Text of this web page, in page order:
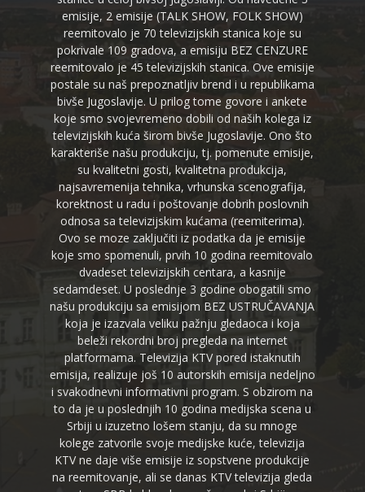
emisije, 2 emisije (TALK SHOW, FOLK SHOW)
reemitovalo je 70 televizijskih stanica koje su
pokrivale 109 gradova, a emisiju BEZ CENZURE
reemitovalo je 45 televizijskih stanica. Ove emisije
postale su naš prepoznatljiv brend i u republikama
bivše Jugoslavije. U prilog tome govore i ankete
koje smo svojevremeno dobili od naših kolega iz
televizijskih kuća širom bivše Jugoslavije. Ono što
karakteriše našu produkciju, tj. pomenute emisije,
su kvalitetni gosti, kvalitetna produkcija,
najsavremenija tehnika, vrhunska scenografija,
korektnost u radu i poštovanje dobrih poslovnih
odnosa sa televizijskim kućama (reemiterima).
Ovo se moze zaključiti iz podatka da je emisije
koje smo spomenuli, prvih 10 godina reemitovalo
dvadeset televizijskih centara, a kasnije
sedamdeset. U poslednje 3 godine obogatili smo
našu produkciju sa emisijom BEZ USTRUČAVANJA
koja je izazvala veliku pažnju gledaoca i koja
beleži rekordni broj pregleda na internet
platformama. Televizija KTV pored istaknutih
emisija, realizuje još 10 autorskih emisija nedeljno
i svakodnevni informativni program. S obzirom na
to da je u poslednjih 10 godina medijska scena u
Srbiji u izuzetno lošem stanju, da su mnoge
kolege zatvorile svoje medijske kuće, televizija
KTV ne daje više emisije iz sopstvene produkcije
na reemitovanje, ali se danas KTV televizija gleda